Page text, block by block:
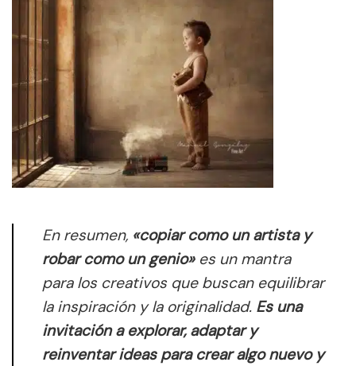
En resumen, «copiar como un artista y
robar como un genio»es un mantra
para los creativos que buscan equilibrar
la inspiración y la originalidad. Es una
invitación a explorar, adaptar y
reinventar ideas para crear algo nuevo y